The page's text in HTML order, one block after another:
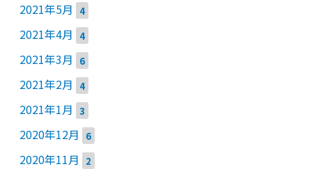
2021年5月 4
2021年4月 4
2021年3月 6
2021年2月 4
2021年1月 3
2020年12月 6
2020年11月 2